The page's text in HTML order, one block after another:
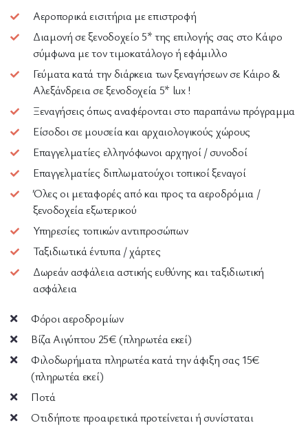
Αεροπορικά εισιτήρια με επιστροφή
Διαμονή σε ξενοδοχείο 5* της επιλογής σας στο Κάιρο
σύμφωνα με τον τιμοκατάλογο ή εφάμιλλο
Γεύματα κατά την διάρκεια των ξεναγήσεων σε Κάιρο &
Αλεξάνδρεια σε ξενοδοχεία 5* lux !
Ξεναγήσεις όπως αναφέρονται στο παραπάνω πρόγραμμα
Είσοδοι σε μουσεία και αρχαιολογικούς χώρους
Επαγγελματίες ελληνόφωνοι αρχηγοί / συνοδοί
Επαγγελματίες διπλωματούχοι τοπικοί ξεναγοί
Όλες οι μεταφορές από και προς τα αεροδρόμια /
ξενοδοχεία εξωτερικού
Υπηρεσίες τοπικών αντιπροσώπων
Ταξιδιωτικά έντυπα / χάρτες
Δωρεάν ασφάλεια αστικής ευθύνης και ταξιδιωτική
ασφάλεια
Φόροι αεροδρομίων
Βίζα Αιγύπτου 25€ (πληρωτέα εκεί)
Φιλοδωρήματα πληρωτέα κατά την άφιξη σας 15€
(πληρωτέα εκεί)
Ποτά
Οτιδήποτε προαιρετικά προτείνεται ή συνίσταται